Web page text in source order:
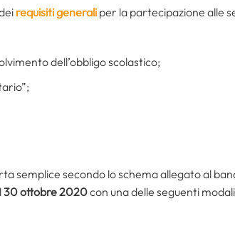
requisiti generali per la partecipazione alle
dell’obbligo scolastico;
semplice secondo lo schema allegato al
30 ottobre 2020con una delle seguenti